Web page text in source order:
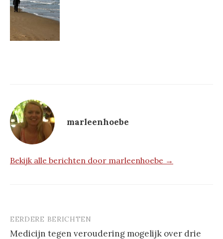
marleenhoebe
Bekijk alle berichten door marleenhoebe →
Berichtnavigatie
EERDERE BERICHTEN
Medicijn tegen veroudering mogelijk over drie